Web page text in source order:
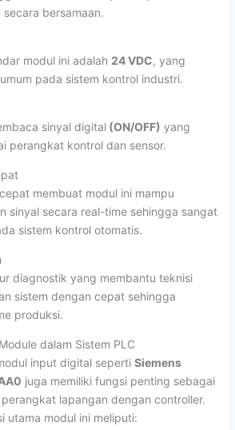
bersamaan.
modul ini adalah 24 VDC, yang
pada sistem kontrol industri.
sinyal digital(ON/OFF) yang
perangkat kontrol dan sensor.
membuat modul ini mampu
sinyal secara real-time sehingga sangat
sistem kontrol otomatis.
diagnostik yang membantu teknisi
sistem dengan cepat sehingga
produksi.
dalam Sistem PLC
input digital seperti Siemens
juga memiliki fungsi penting sebagai
lapangan dengan controller.
utama modul ini meliputi: